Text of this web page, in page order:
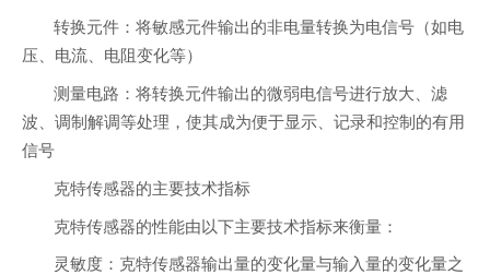
转换元件：将敏感元件输出的非电量转换为电信号（如电
压、电流、电阻变化等）
测量电路：将转换元件输出的微弱电信号进行放大、滤
波、调制解调等处理，使其成为便于显示、记录和控制的有用
信号
克特传感器的主要技术指标
克特传感器的性能由以下主要技术指标来衡量：
灵敏度：克特传感器输出量的变化量与输入量的变化量之